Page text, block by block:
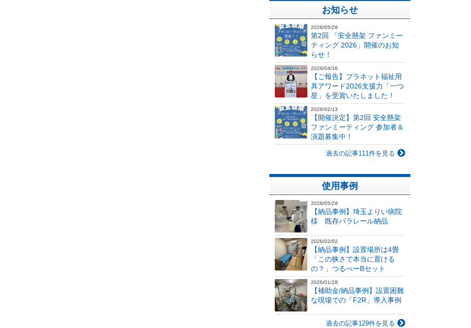
お知らせ
2026/05/29
第2回 「安全懸架 ファンミー
ティング 2026」開催のお知
らせ！
2026/04/16
【ご報告】プラネット福祉用
具アワード2026支援力「一つ
星」を受賞いたしました！
2026/02/13
【開催決定】第2回 安全懸架
ファンミーティング 参加者＆
演題募集中！
過去の記事111件を見る
使用事例
2026/05/29
【納品事例】埼玉よりい病院
様 既存パラレール納品
2026/02/02
【納品事例】設置場所は4畳
「この狭さで本当に置ける
の？」つるべーBセット
2026/01/28
【補助金/納品事例】設置困難
な現場での「F2R」導入事例
過去の記事129件を見る